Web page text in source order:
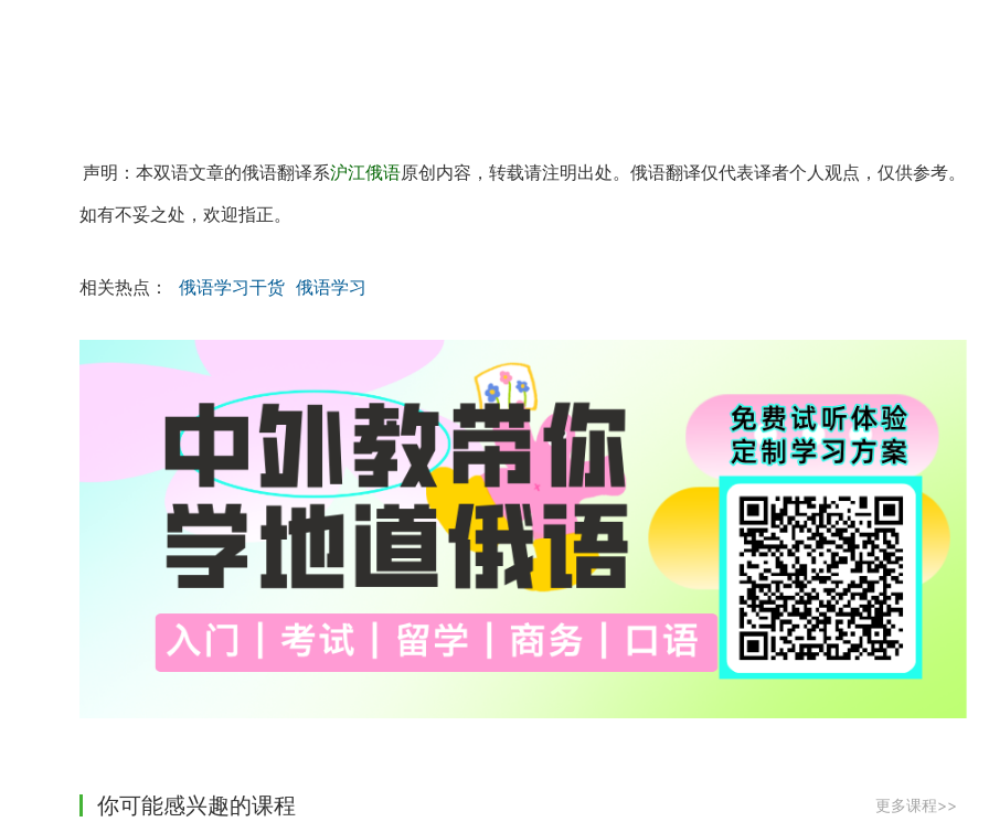
声明：本双语文章的俄语翻译系沪江俄语原创内容，转载请注明出处。俄语翻译仅代表译者个人观点，仅供参考。
如有不妥之处，欢迎指正。
相关热点： 俄语学习干货 俄语学习
你可能感兴趣的课程 更多课程>>